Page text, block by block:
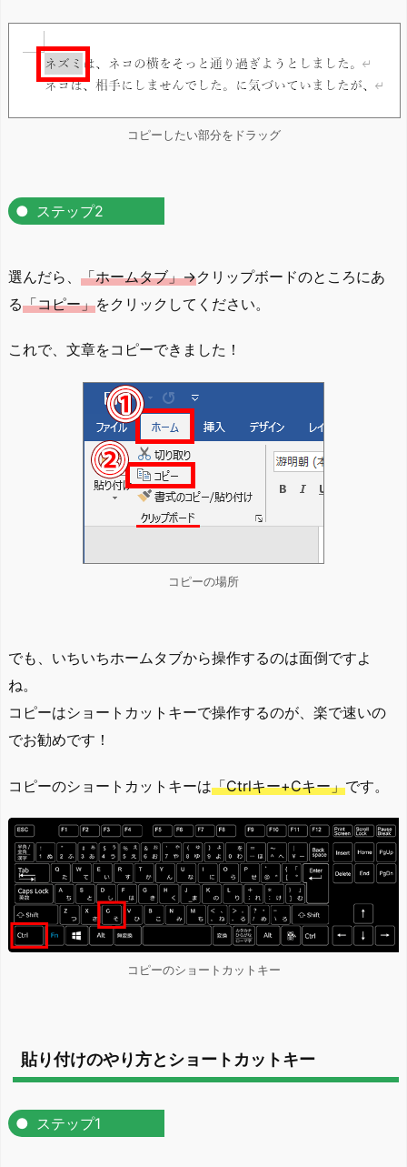
コピーしたい部分をドラッグ
ステップ2
選んだら、 「ホームタブ」→クリップボードのところにあ
る「コピー」をクリックしてください。
これで、文章をコピーできました！
コピーの場所
でも、いちいちホームタブから操作するのは面倒ですよ
ね。
コピーはショートカットキーで操作するのが、楽で速いの
でお勧めです！
コピーのショートカットキーは「Ctrlキー+Cキー」です。
コピーのショートカットキー
貼り付けのやり方とショートカットキー
ステップ1